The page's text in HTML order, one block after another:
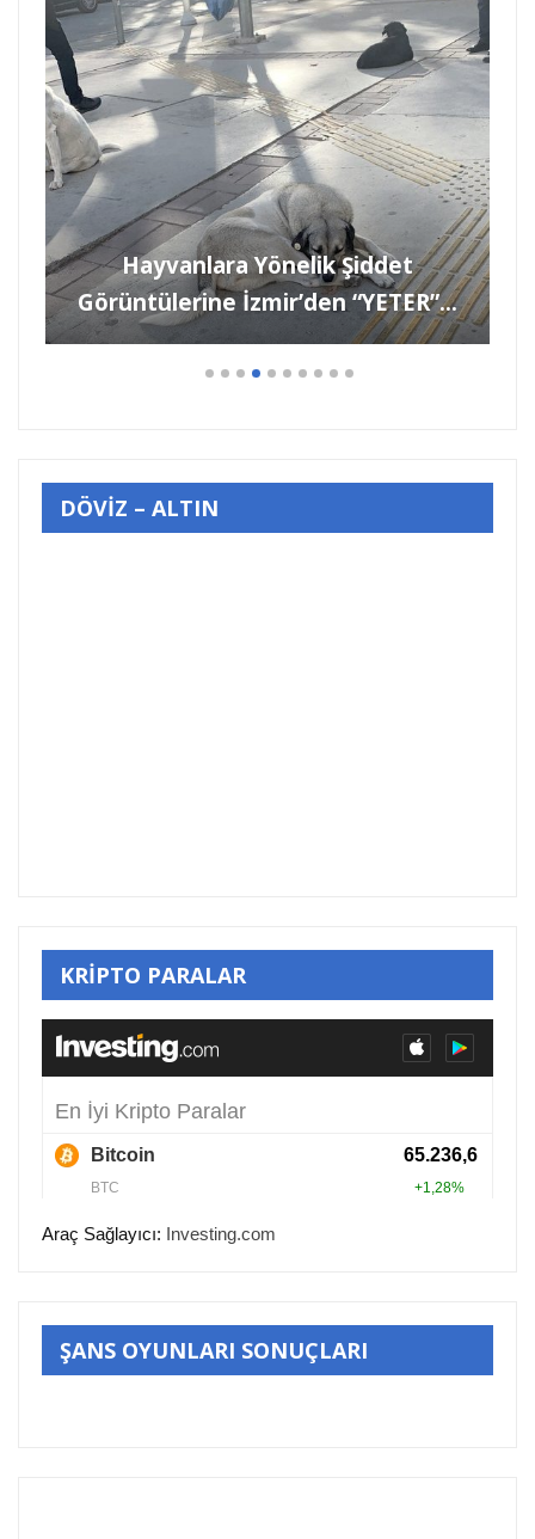
ANDREE COŞKUN, “ KÜTÜPHANE
İKİNCİ EVİM OLDU. ”
DÖVİZ – ALTIN
KRİPTO PARALAR
Araç Sağlayıcı: Investing.com
ŞANS OYUNLARI SONUÇLARI